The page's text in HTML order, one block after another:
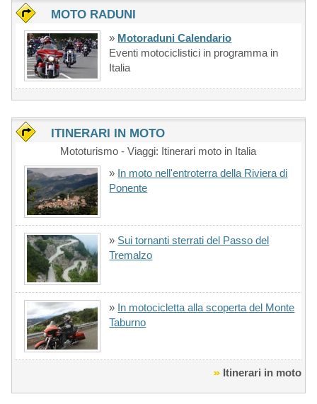
MOTO RADUNI
» Motoraduni Calendario
Eventi motociclistici in programma in
Italia
ITINERARI IN MOTO
Mototurismo - Viaggi: Itinerari moto in Italia
» In moto nell'entroterra della Riviera di
Ponente
» Sui tornanti sterrati del Passo del
Tremalzo
» In motocicletta alla scoperta del Monte
Taburno
Itinerari in moto